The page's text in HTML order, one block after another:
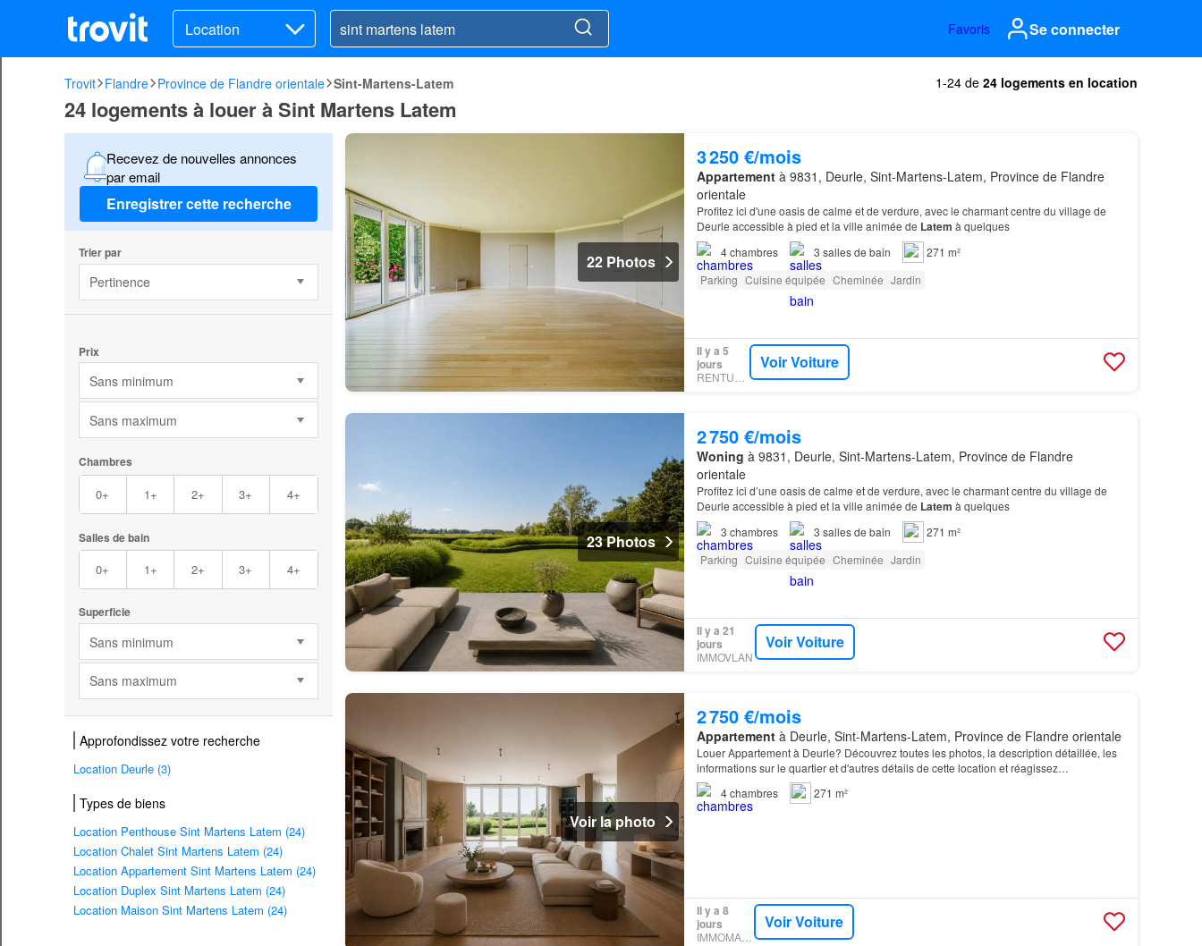
Location Favoris Se connecter
Trovit Flandre Province de Flandre orientale Sint-Martens-Latem 1-24 de 24 logements en location
24 logements à louer à Sint Martens Latem
Recevez de nouvelles annonces
par email
Enregistrer cette recherche
Trier par
Pertinence
Prix
Sans minimum
Sans maximum
Chambres
0+ 1+ 2+ 3+ 4+
Salles de bain
0+ 1+ 2+ 3+ 4+
Superficie
Sans minimum
Sans maximum
Approfondissez votre recherche
Location Deurle (3)
Types de biens
Location Penthouse Sint Martens Latem (24)
Location Chalet Sint Martens Latem (24)
Location Appartement Sint Martens Latem (24)
Location Duplex Sint Martens Latem (24)
Location Maison Sint Martens Latem (24)
22 Photos
3 250 €/mois
Appartementà 9831, Deurle, Sint-Martens-Latem, Province de Flandre
orientale
Profitez ici d'une oasis de calme et de verdure, avec le charmant centre du village de
Deurle accessible à pied et la ville animée de Latem à quelques
4chambres 3 salles de bain
271 m²
Parking Cuisine équipée Cheminée Jardin
Il y a 5
jours
RENTUMO
Voir Voiture
23 Photos
2 750 €/mois
Woning à 9831, Deurle, Sint-Martens-Latem, Province de Flandre
orientale
Profitez ici d’une oasis de calme et de verdure, avec le charmant centre du village de
Deurle accessible à pied et la ville animée de Latem à quelques
3 chambres 3 salles de bain
271 m²
Parking Cuisine équipée Cheminée Jardin
Il y a 21
jours
IMMOVLAN
Voir Voiture
Voir la photo
2 750 €/mois
Appartementà Deurle, Sint-Martens-Latem, Province de Flandre orientale
Louer Appartement à Deurle? Découvrez toutes les photos, la description détaillée, les
informations sur le quartier et d'autres détails de cette location et réagissez
immédiatement!
4chambres 271 m²
Il y a 8
jours
IMMOMARKT
Voir Voiture